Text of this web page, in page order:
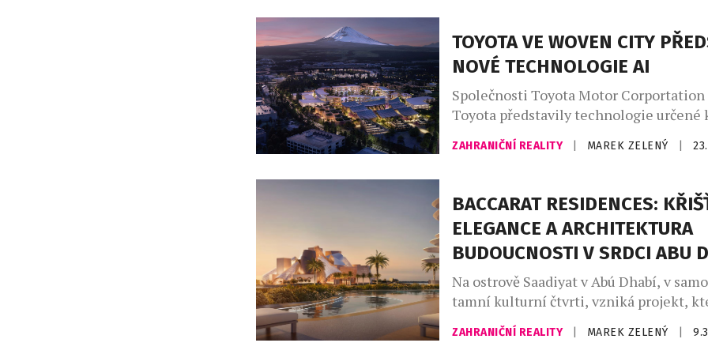
se dál prodávají nejluxusnější rezidence
stovky milionů dirhamů. A nejde jen o
nákupy. Do […]
TOYOTA VE WOVEN CITY
NOVÉ TECHNOLOGIE AI
Společnosti Toyota Motor Corportation
Toyota představily technologie určené
inovací a podpoře projektu Kakezan v
City, který byl oficiálně spuštěn v září
řešení s větším dopadem na společnost.
různé silné stránky napříč odvětvími,
zkušeností Toyoty s hromadnou
ZAHRANIČNÍ REALITY MAREK ZELENÝ
BACCARAT RESIDENCES:
ELEGANCE A ARCHITEKTURA
BUDOUCNOSTI V SRDCI ABU
Na ostrově Saadiyat v Abú Dhabí, v
tamní kulturní čtvrti, vzniká projekt,
architekturu, design a luxus v
ambiciózní podobě. Baccarat
ZAHRANIČNÍ REALITY MAREK ZELENÝ